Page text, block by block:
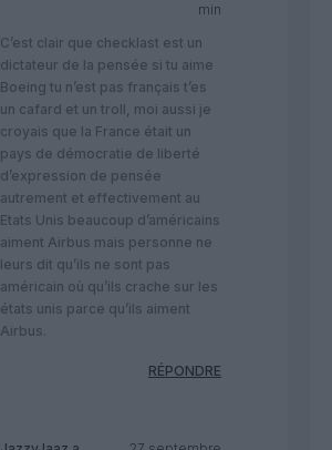
min
C’est clair que checklast est un
dictateur de la pensée si tu aime
Boeing tu n’est pas français t’es
un cafard et un troll, moi aussi je
croyais que la France était un
pays de démocratie de liberté
d’expression de pensée
autrement et effectivement au
Etats Unis beaucoup d’américains
aiment Airbus mais personne ne
leurs dit qu’ils ne sont pas
américain où qu’ils crache sur les
états unis parce qu’ils aiment
Airbus.
RÉPONDRE